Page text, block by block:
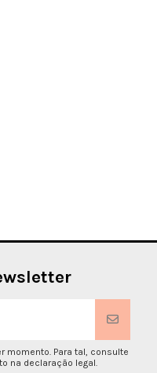
momento. Para tal, consulte
na declaração legal.